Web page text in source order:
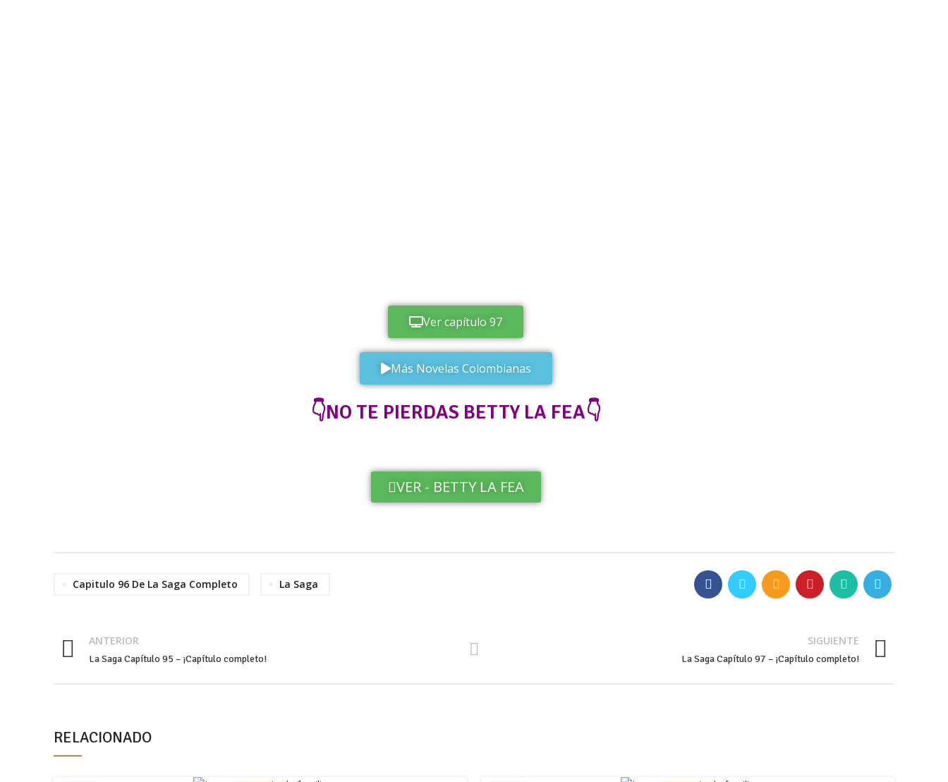
Ver capítulo 97
Más Novelas Colombianas
👇NO TE PIERDAS BETTY LA FEA👇
VER - BETTY LA FEA
Capitulo 96 De La Saga Completo La Saga
ANTERIOR
La Saga Capítulo 95 – ¡Capítulo completo!
SIGUIENTE
La Saga Capítulo 97 – ¡Capítulo completo!
RELACIONADO